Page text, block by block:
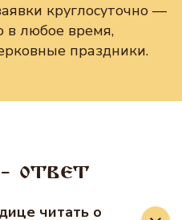
круглосуточно —
в любое время,
праздники.
ответ
читать о